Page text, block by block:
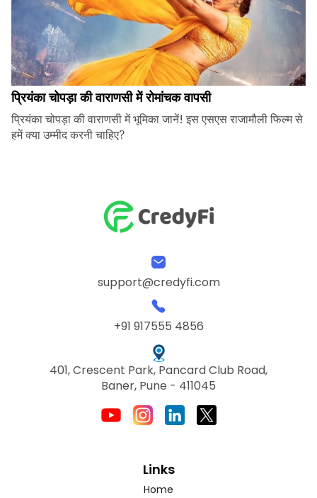
प्रियंका चोपड़ा की वाराणसी में रोमांचक वापसी
प्रियंका चोपड़ा की वाराणसी में भूमिका जानें! इस एसएस राजामौली फिल्म से
हमें क्या उम्मीद करनी चाहिए?
support@credyfi.com
+91 917555 4856
401, Crescent Park, Pancard Club Road,
Baner, Pune - 411045
Links
Home